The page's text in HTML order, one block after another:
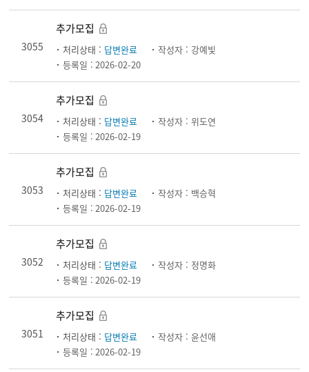
3055
추가모집
처리상태 : 답변완료 작성자 : 강예빛
등록일 : 2026-02-20
3054
추가모집
처리상태 : 답변완료 작성자 : 위도연
등록일 : 2026-02-19
3053
추가모집
처리상태 : 답변완료 작성자 : 백승혁
등록일 : 2026-02-19
3052
추가모집
처리상태 : 답변완료 작성자 : 정명화
등록일 : 2026-02-19
3051
추가모집
처리상태 : 답변완료 작성자 : 윤선애
등록일 : 2026-02-19